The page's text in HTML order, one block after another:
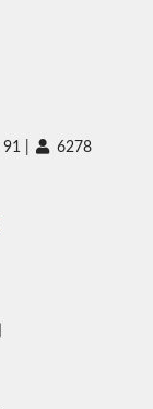
91 6278